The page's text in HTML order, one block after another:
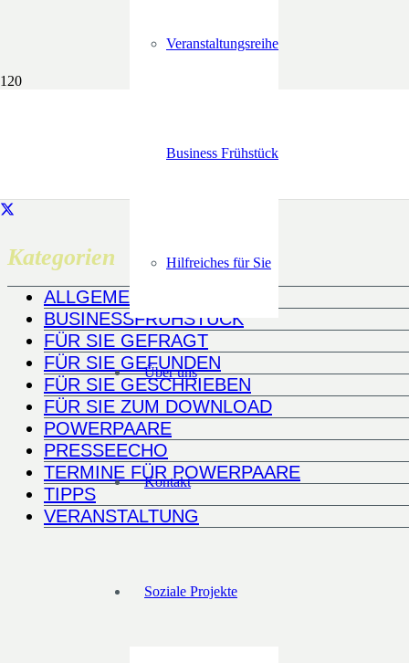
Veranstaltungsreihe
Business Frühstück
Hilfreiches für Sie
Über uns
Kontakt
Soziale Projekte
Kategorien
ALLGEMEIN
BUSINESSFRÜHSTÜCK
FÜR SIE GEFRAGT
FÜR SIE GEFUNDEN
FÜR SIE GESCHRIEBEN
FÜR SIE ZUM DOWNLOAD
POWERPAARE
PRESSEECHO
TERMINE FÜR POWERPAARE
TIPPS
VERANSTALTUNG